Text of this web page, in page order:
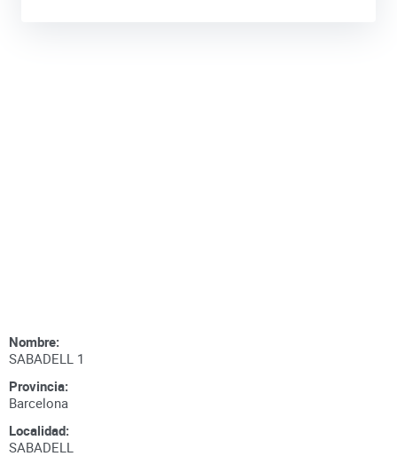
Nombre:
SABADELL 1
Provincia:
Barcelona
Localidad:
SABADELL